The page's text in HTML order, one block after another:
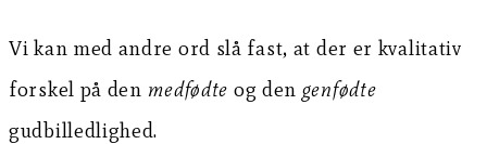
Vi kan med andre ord slå fast, at der er kvalitativ
forskel på den medfødte og den genfødte
gudbilledlighed.